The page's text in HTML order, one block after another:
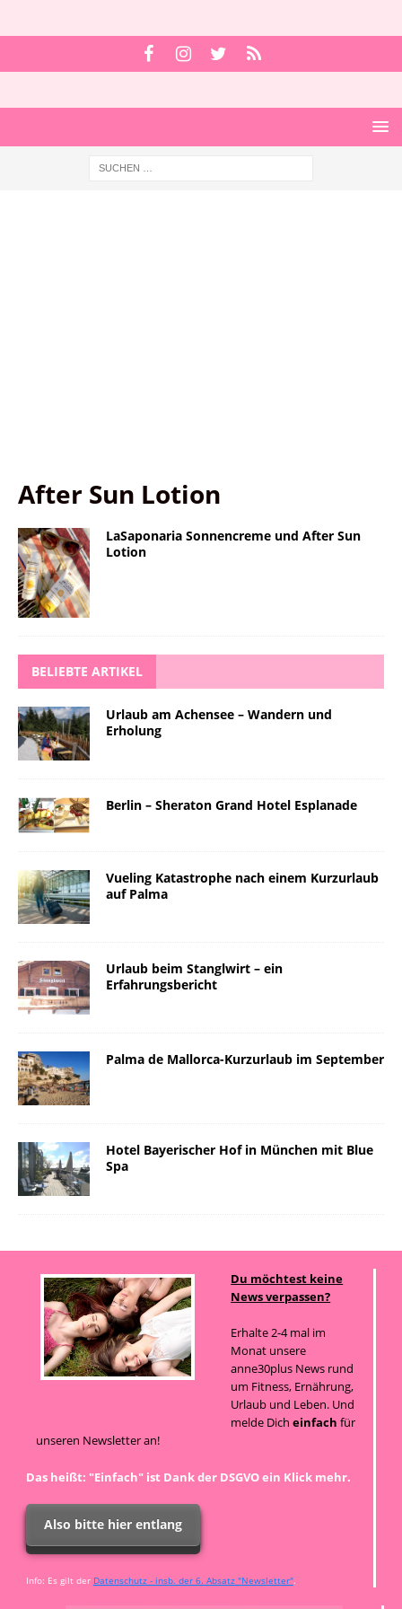
After Sun Lotion
LaSaponaria Sonnencreme und After Sun
Lotion
BELIEBTE ARTIKEL
Urlaub am Achensee – Wandern und
Erholung
Berlin – Sheraton Grand Hotel Esplanade
Vueling Katastrophe nach einem Kurzurlaub
auf Palma
Urlaub beim Stanglwirt – ein
Erfahrungsbericht
Palma de Mallorca-Kurzurlaub im September
Hotel Bayerischer Hof in München mit Blue
Spa
Du möchtest keine
News verpassen?
Erhalte 2-4 mal im
Monat unsere
anne30plus News rund
um Fitness, Ernährung,
Urlaub und Leben. Und
melde Dicheinfach für
unseren Newsletter an!
Das heißt: "Einfach" ist Dank der DSGVO ein Klick mehr.
Also bitte hier entlang
Info: Es gilt der Datenschutz - insb. der 6. Absatz "Newsletter".